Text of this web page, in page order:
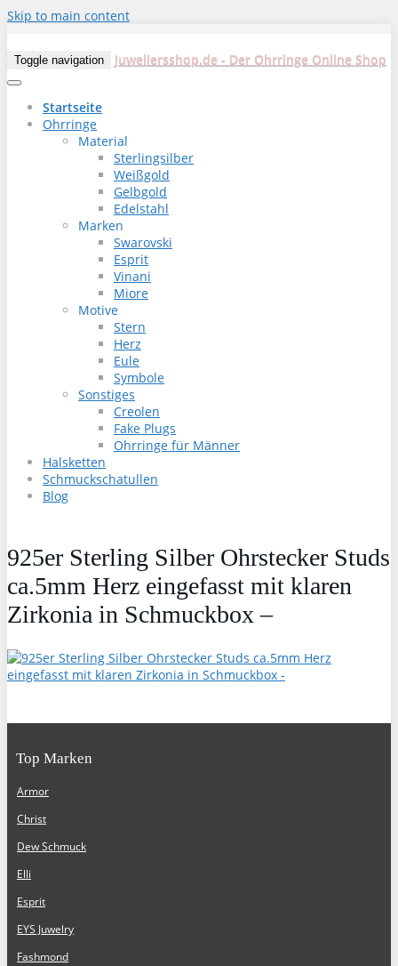
Skip to main content
Toggle navigation Juweliersshop.de - Der Ohrringe Online Shop
Startseite
Ohrringe
Material
Sterlingsilber
Weißgold
Gelbgold
Edelstahl
Marken
Swarovski
Esprit
Vinani
Miore
Motive
Stern
Herz
Eule
Symbole
Sonstiges
Creolen
Fake Plugs
Ohrringe für Männer
Halsketten
Schmuckschatullen
Blog
925er Sterling Silber Ohrstecker Studs
ca.5mm Herz eingefasst mit klaren
Zirkonia in Schmuckbox –
Top Marken
Armor
Christ
Dew Schmuck
Elli
Esprit
EYS Juwelry
Fashmond